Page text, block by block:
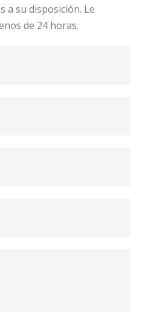
a su disposición. Le
de 24 horas.